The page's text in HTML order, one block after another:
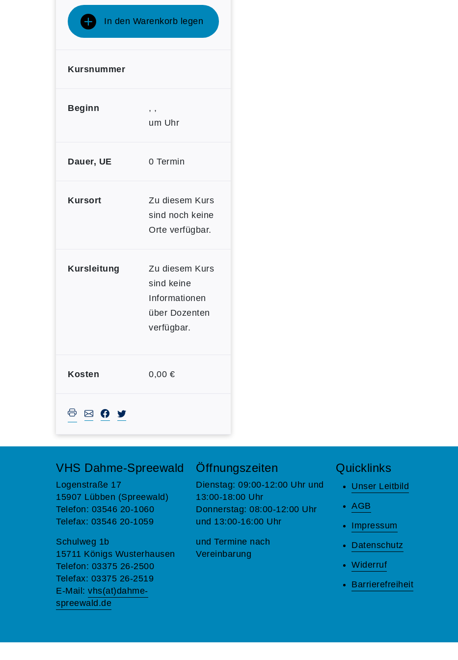
In den Warenkorb legen
Kursnummer
Beginn
, ,
um Uhr
Dauer, UE 0 Termin
Kursort
Zu diesem Kurs
sind noch keine
Orte verfügbar.
Kursleitung
Zu diesem Kurs
sind keine
Informationen
über Dozenten
verfügbar.
Kosten 0,00 €
VHS Dahme-Spreewald
Logenstraße 17
15907 Lübben (Spreewald)
Telefon: 03546 20-1060
Telefax: 03546 20-1059
Schulweg 1b
15711 Königs Wusterhausen
Telefon: 03375 26-2500
Telefax: 03375 26-2519
E-Mail: vhs(at)dahme-
spreewald.de
Öffnungszeiten
Dienstag: 09:00-12:00 Uhr und
13:00-18:00 Uhr
Donnerstag: 08:00-12:00 Uhr
und 13:00-16:00 Uhr
und Termine nach
Vereinbarung
Quicklinks
Unser Leitbild
AGB
Impressum
Datenschutz
Widerruf
Barrierefreiheit